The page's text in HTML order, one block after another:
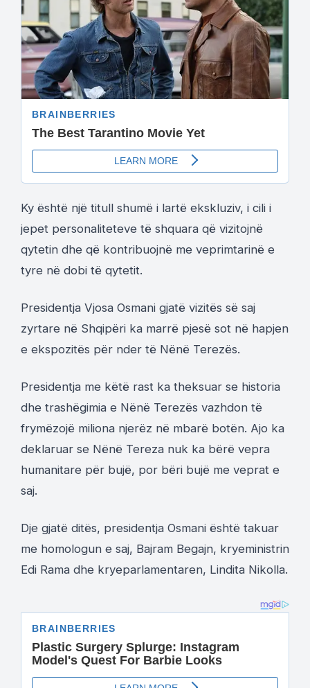
Ky është një titull shumë i lartë ekskluziv, i cili i
jepet personaliteteve të shquara që vizitojnë
qytetin dhe që kontribuojnë me veprimtarinë e
tyre në dobi të qytetit.
Presidentja Vjosa Osmani gjatë vizitës së saj
zyrtare në Shqipëri ka marrë pjesë sot në hapjen
e ekspozitës për nder të Nënë Terezës.
Presidentja me këtë rast ka theksuar se historia
dhe trashëgimia e Nënë Terezës vazhdon të
frymëzojë miliona njerëz në mbarë botën. Ajo ka
deklaruar se Nënë Tereza nuk ka bërë vepra
humanitare për bujë, por bëri bujë me veprat e
saj.
Dje gjatë ditës, presidentja Osmani është takuar
me homologun e saj, Bajram Begajn, kryeministrin
Edi Rama dhe kryeparlamentaren, Lindita Nikolla.